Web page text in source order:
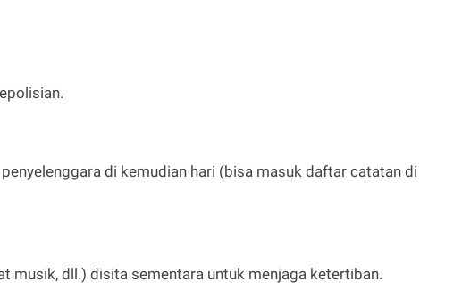
di kemudian hari (bisa masuk daftar catatan di
musik, dll.) disita sementara untuk menjaga ketertiban.